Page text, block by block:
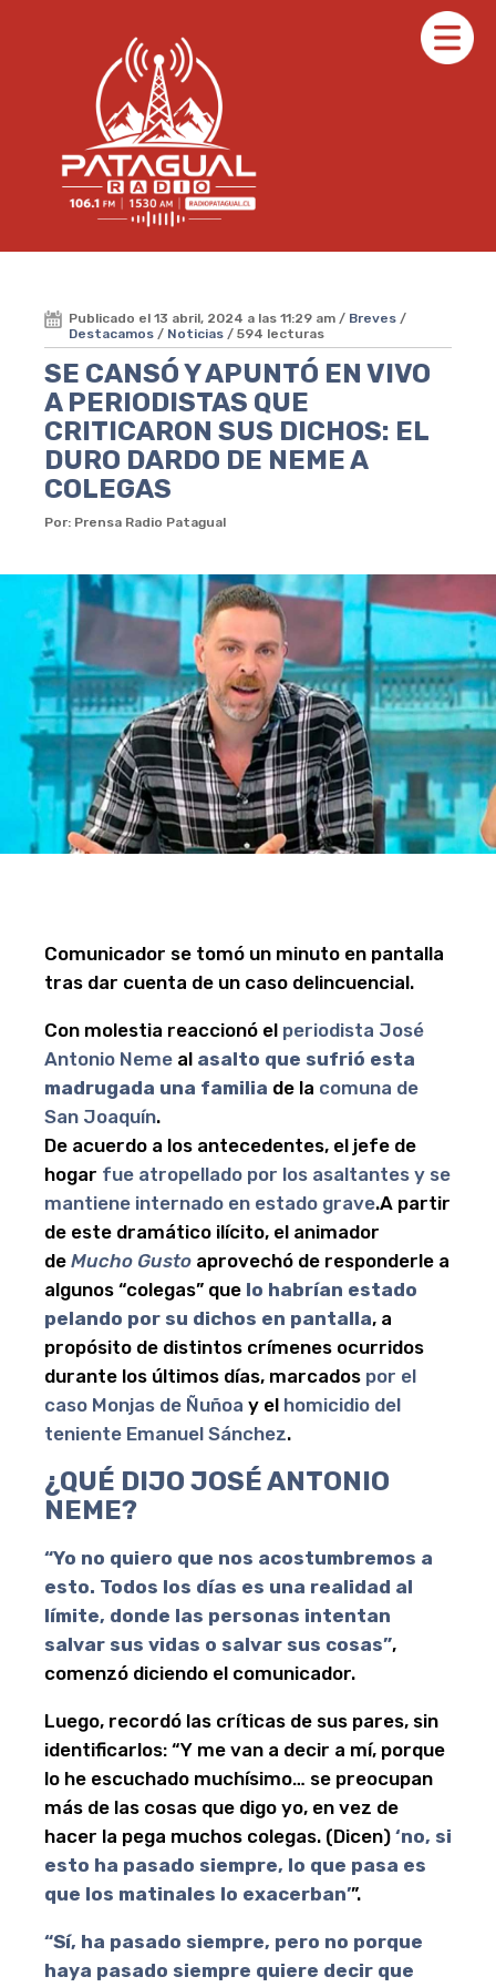
Publicado el 13 abril, 2024 a las 11:29 am / Breves /
Destacamos / Noticias / 594 lecturas
SE CANSÓ Y APUNTÓ EN VIVO
A PERIODISTAS QUE
CRITICARON SUS DICHOS: EL
DURO DARDO DE NEME A
COLEGAS
Por: Prensa Radio Patagual
Comunicador se tomó un minuto en pantalla
tras dar cuenta de un caso delincuencial.
Con molestia reaccionó el periodista José
Antonio Neme al asalto que sufrió esta
madrugada una familia de la comuna de
San Joaquín.
De acuerdo a los antecedentes, el jefe de
hogar fue atropellado por los asaltantes y se
mantiene internado en estado grave.A partir
de este dramático ilícito, el animador
de Mucho Gusto aprovechó de responderle a
algunos “colegas” que lo habrían estado
pelando por su dichos en pantalla, a
propósito de distintos crímenes ocurridos
durante los últimos días, marcados por el
caso Monjas de Ñuñoa y el homicidio del
teniente Emanuel Sánchez.
¿QUÉ DIJO JOSÉ ANTONIO
NEME?
“Yo no quiero que nos acostumbremos a
esto. Todos los días es una realidad al
límite, donde las personas intentan
salvar sus vidas o salvar sus cosas”,
comenzó diciendo el comunicador.
Luego, recordó las críticas de sus pares, sin
identificarlos: “Y me van a decir a mí, porque
lo he escuchado muchísimo… se preocupan
más de las cosas que digo yo, en vez de
hacer la pega muchos colegas. (Dicen) ‘no, si
esto ha pasado siempre, lo que pasa es
que los matinales lo exacerban’”.
“Sí, ha pasado siempre, pero no porque
haya pasado siempre quiere decir que